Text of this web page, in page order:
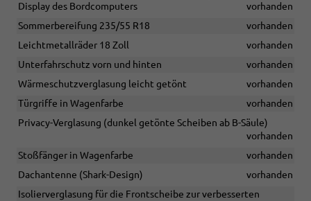
Display des Bordcomputers
vorhanden
Sommerbereifung 235/55 R18
vorhanden
Leichtmetallräder 18 Zoll
vorhanden
Unterfahrschutz vorn und hinten
vorhanden
Wärmeschutzverglasung leicht getönt
vorhanden
Türgriffe in Wagenfarbe
vorhanden
Privacy-Verglasung (dunkel getönte Scheiben ab B-Säule)
vorhanden
Stoßfänger in Wagenfarbe
vorhanden
Dachantenne (Shark-Design)
vorhanden
Isolierverglasung für die Frontscheibe zur verbesserten